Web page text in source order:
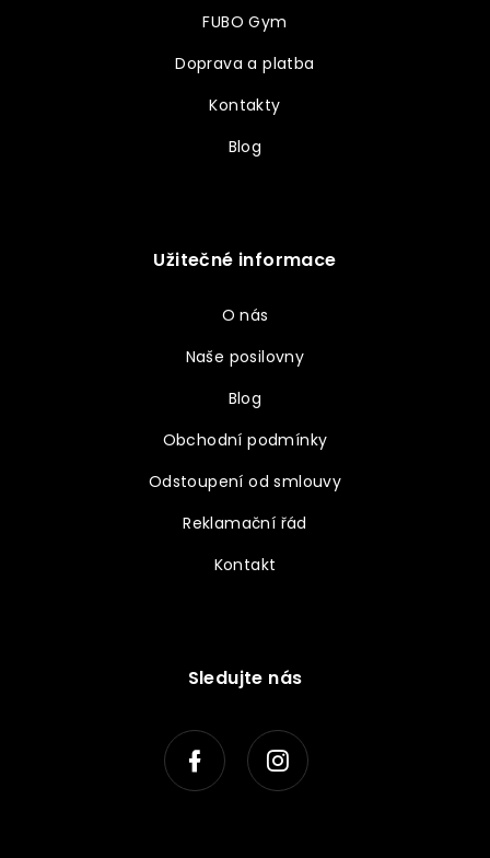
FUBO Gym
Doprava a platba
Kontakty
Blog
Užitečné informace
O nás
Naše posilovny
Blog
Obchodní podmínky
Odstoupení od smlouvy
Reklamační řád
Kontakt
Sledujte nás